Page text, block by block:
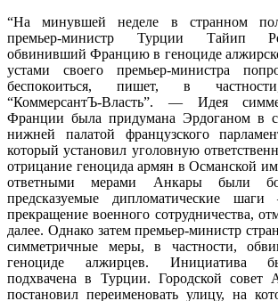
“На минувшей неделе в странном
премьер-министр Турции Тайип
обвинивший Францию в геноциде
устами своего премьер-министра
беспокоиться, пишет, в
“КоммерсантЪ-Власть”. — Идея
Франции была придумана Эрдоганом в
нижней палатой французского
который установил уголовную
отрицание геноцида армян в Османской
ответными мерами Анкары были
предсказуемые дипломатические
прекращение военного сотрудничества,
далее. Однако затем премьер-министр
симметричные меры, в частности,
геноциде алжирцев. Инициатива
подхвачена в Турции. Городской совет
постановил переименовать улицу, на